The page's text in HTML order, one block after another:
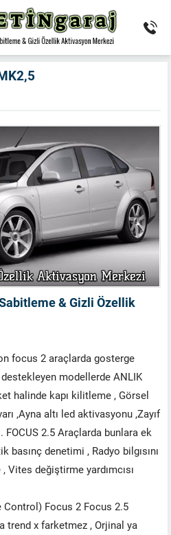
& Gizli Özellik
focus 2 araçlarda gosterge
modellerde ANLIK
halinde kapı kilitleme , Görsel
,Ayna altı led aktivasyonu ,Zayıf
FOCUS 2.5 Araçlarda bunlara ek
denetimi , Radyo bilgısını
Vites değiştirme yardımcısı
Control) Focus 2 Focus 2.5
trend x farketmez , Orjinal ya